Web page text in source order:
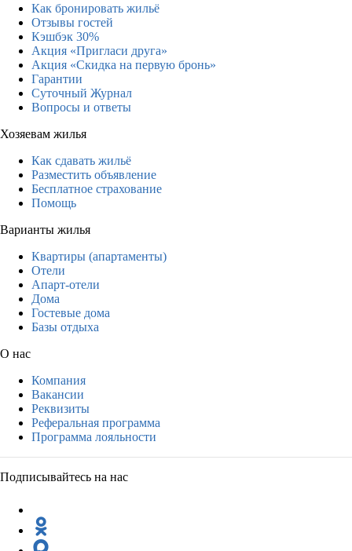
Как бронировать жильё
Отзывы гостей
Кэшбэк 30%
Акция «Пригласи друга»
Акция «Скидка на первую бронь»
Гарантии
Суточный Журнал
Вопросы и ответы
Хозяевам жилья
Как сдавать жильё
Разместить объявление
Бесплатное страхование
Помощь
Варианты жилья
Квартиры (апартаменты)
Отели
Апарт-отели
Дома
Гостевые дома
Базы отдыха
О нас
Компания
Вакансии
Реквизиты
Реферальная программа
Программа лояльности
Подписывайтесь на нас